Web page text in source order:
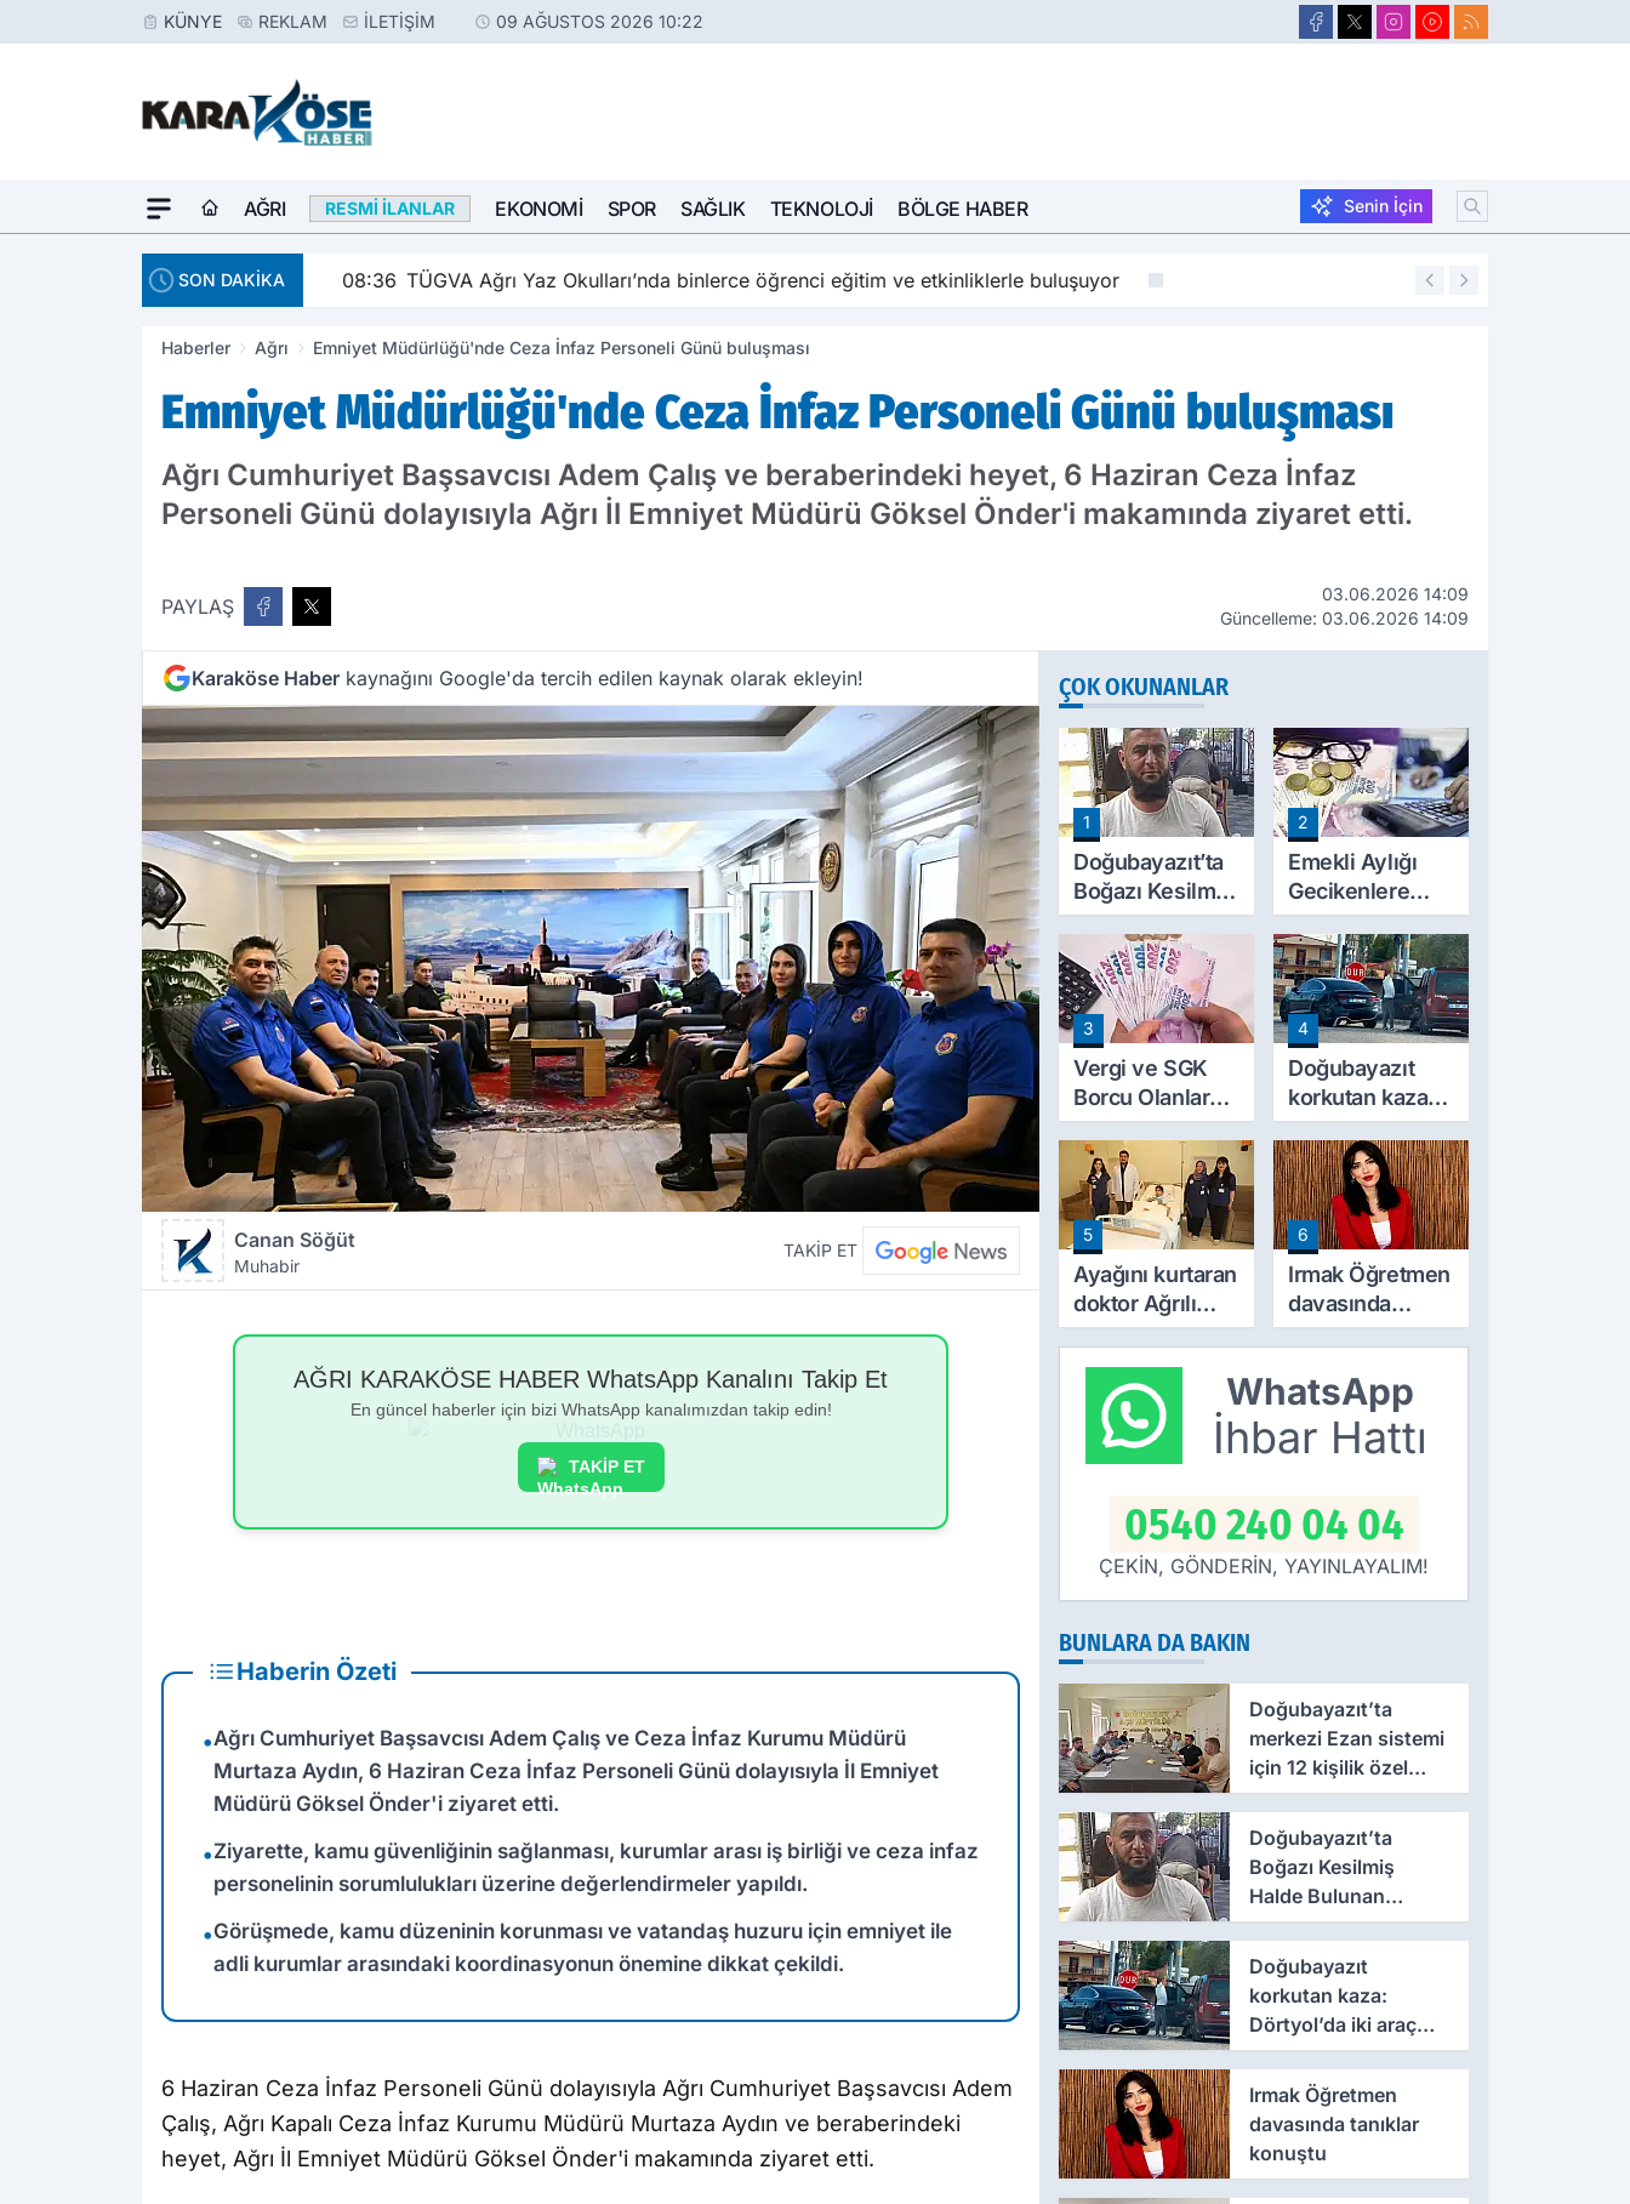
KÜNYE REKLAM İLETIŞIM 09 AĞUSTOS 2026 10:22
AĞRI RESMI İLANLAR EKONOMI SPOR SAĞLIK TEKNOLOJI BÖLGE HABER Senin İçin
SON DAKİKA 08:36 TÜGVA Ağrı Yaz Okulları’nda binlerce öğrenci eğitim ve etkinliklerle buluşuyor 06:36
Haberler Ağrı Emniyet Müdürlüğü'nde Ceza İnfaz Personeli Günü buluşması
Emniyet Müdürlüğü'nde Ceza İnfaz Personeli Günü buluşması
Ağrı Cumhuriyet Başsavcısı Adem Çalış ve beraberindeki heyet, 6 Haziran Ceza İnfaz
Personeli Günü dolayısıyla Ağrı İl Emniyet Müdürü Göksel Önder'i makamında ziyaret etti.
PAYLAŞ
03.06.2026 14:09
Güncelleme: 03.06.2026 14:09
Karaköse Haber kaynağını Google'da tercih edilen kaynak olarak ekleyin!
Canan Söğüt
Muhabir
TAKİP ET
AĞRI KARAKÖSE HABER WhatsApp Kanalını Takip Et
En güncel haberler için bizi WhatsApp kanalımızdan takip edin!
TAKİP ET
Haberin Özeti
•Ağrı Cumhuriyet Başsavcısı Adem Çalış ve Ceza İnfaz Kurumu Müdürü
Murtaza Aydın, 6 Haziran Ceza İnfaz Personeli Günü dolayısıyla İl Emniyet
Müdürü Göksel Önder'i ziyaret etti.
•Ziyarette, kamu güvenliğinin sağlanması, kurumlar arası iş birliği ve ceza infaz
personelinin sorumlulukları üzerine değerlendirmeler yapıldı.
•Görüşmede, kamu düzeninin korunması ve vatandaş huzuru için emniyet ile
adli kurumlar arasındaki koordinasyonun önemine dikkat çekildi.
6 Haziran Ceza İnfaz Personeli Günü dolayısıyla Ağrı Cumhuriyet Başsavcısı Adem
Çalış, Ağrı Kapalı Ceza İnfaz Kurumu Müdürü Murtaza Aydın ve beraberindeki
heyet, Ağrı İl Emniyet Müdürü Göksel Önder'i makamında ziyaret etti.
ÇOK OKUNANLAR
1
Doğubayazıt’ta
Boğazı Kesilmiş
Halde Bulunan
Kişinin Kimliği
Belli Oldu
2
Emekli Aylığı
Gecikenlere
Yargıtay’dan
Kritik Karar: Faiz
Ödenebilir
3
Vergi ve SGK
Borcu Olanlar
İçin Kritik Tarih:
Başvurular İçin
Son Gün
Yaklaşıyor
4
Doğubayazıt
korkutan kaza:
Dörtyol’da iki
araç çarpıştı
5
Ayağını kurtaran
doktor Ağrılı
Musa’nın
hayalini de
değiştirdi
6
Irmak Öğretmen
davasında
tanıklar konuştu
WhatsApp
İhbar Hattı
0540 240 04 04
ÇEKİN, GÖNDERİN, YAYINLAYALIM!
BUNLARA DA BAKIN
Doğubayazıt’ta
merkezi Ezan sistemi
için 12 kişilik özel
kadro oluşturuldu
Doğubayazıt’ta
Boğazı Kesilmiş
Halde Bulunan
Kişinin Kimliği Belli
Oldu
Doğubayazıt
korkutan kaza:
Dörtyol’da iki araç
çarpıştı
Irmak Öğretmen
davasında tanıklar
konuştu